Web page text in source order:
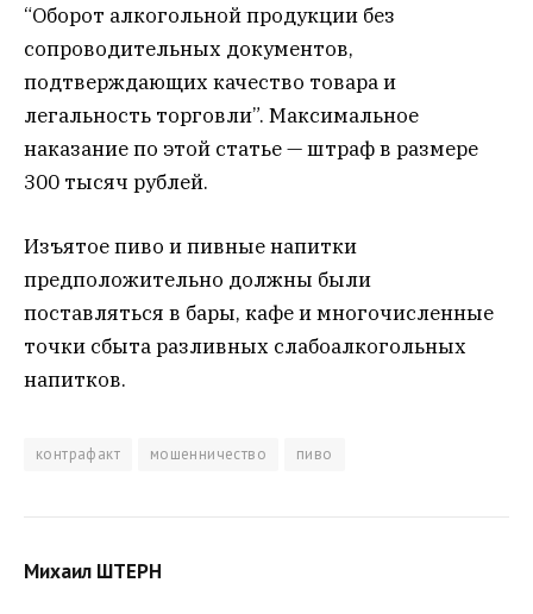
“Оборот алкогольной продукции без
сопроводительных документов,
подтверждающих качество товара и
легальность торговли”. Максимальное
наказание по этой статье — штраф в размере
300 тысяч рублей.
Изъятое пиво и пивные напитки
предположительно должны были
поставляться в бары, кафе и многочисленные
точки сбыта разливных слабоалкогольных
напитков.
контрафакт мошенничество пиво
Михаил ШТЕРН